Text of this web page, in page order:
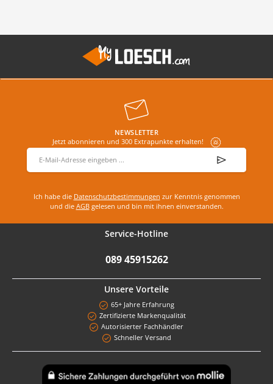
NEWSLETTER
Jetzt abonnieren und 300 Extrapunkte erhalten!
E-Mail-Adresse
Ich habe die Datenschutzbestimmungen zur Kenntnis genommen
und die AGBgelesen und bin mit ihnen einverstanden.
Service-Hotline
089 45915262
Unsere Vorteile
65+ Jahre Erfahrung
Zertifizierte Markenqualität
Autorisierter Fachhändler
Schneller Versand